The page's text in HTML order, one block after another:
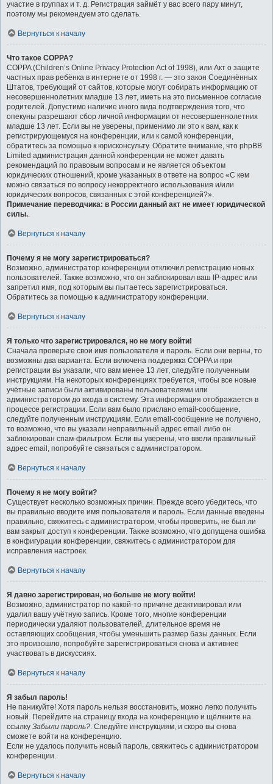
участие в группах и т. д. Регистрация займёт у вас всего пару минут,
поэтому мы рекомендуем это сделать.
Вернуться к началу
Что такое COPPA?
COPPA (Children’s Online Privacy Protection Act of 1998), или Акт о защите
частных прав ребёнка в интернете от 1998 г. — это закон Соединённых
Штатов, требующий от сайтов, которые могут собирать информацию от
несовершеннолетних младше 13 лет, иметь на это письменное согласие
родителей. Допустимо наличие иного вида подтверждения того, что
опекуны разрешают сбор личной информации от несовершеннолетних
младше 13 лет. Если вы не уверены, применимо ли это к вам, как к
регистрирующемуся на конференции, или к самой конференции,
обратитесь за помощью к юрисконсульту. Обратите внимание, что phpBB
Limited администрация данной конференции не может давать
рекомендаций по правовым вопросам и не является объектом
юридических отношений, кроме указанных в ответе на вопрос «С кем
можно связаться по вопросу некорректного использования и/или
юридических вопросов, связанных с этой конференцией?».
Примечание переводчика: в России данный акт не имеет юридической
силы..
Вернуться к началу
Почему я не могу зарегистрироваться?
Возможно, администратор конференции отключил регистрацию новых
пользователей. Также возможно, что он заблокировал ваш IP-адрес или
запретил имя, под которым вы пытаетесь зарегистрироваться.
Обратитесь за помощью к администратору конференции.
Вернуться к началу
Я только что зарегистрировался, но не могу войти!
Сначала проверьте свои имя пользователя и пароль. Если они верны, то
возможны два варианта. Если включена поддержка COPPA и при
регистрации вы указали, что вам менее 13 лет, следуйте полученным
инструкциям. На некоторых конференциях требуется, чтобы все новые
учётные записи были активированы пользователями или
администратором до входа в систему. Эта информация отображается в
процессе регистрации. Если вам было прислано email-сообщение,
следуйте полученным инструкциям. Если email-сообщение не получено,
то возможно, что вы указали неправильный адрес email либо он
заблокирован спам-фильтром. Если вы уверены, что ввели правильный
адрес email, попробуйте связаться с администратором.
Вернуться к началу
Почему я не могу войти?
Существует несколько возможных причин. Прежде всего убедитесь, что
вы правильно вводите имя пользователя и пароль. Если данные введены
правильно, свяжитесь с администратором, чтобы проверить, не был ли
вам закрыт доступ к конференции. Также возможно, что допущена ошибка
в конфигурации конференции, свяжитесь с администратором для
исправления настроек.
Вернуться к началу
Я давно зарегистрирован, но больше не могу войти!
Возможно, администратор по какой-то причине деактивировал или
удалил вашу учётную запись. Кроме того, многие конференции
периодически удаляют пользователей, длительное время не
оставляющих сообщения, чтобы уменьшить размер базы данных. Если
это произошло, попробуйте зарегистрироваться снова и активнее
участвовать в дискуссиях.
Вернуться к началу
Я забыл пароль!
Не паникуйте! Хотя пароль нельзя восстановить, можно легко получить
новый. Перейдите на страницу входа на конференцию и щёлкните на
ссылку Забыли пароль?. Следуйте инструкциям, и скоро вы снова
сможете войти на конференцию.
Если не удалось получить новый пароль, свяжитесь с администратором
конференции.
Вернуться к началу